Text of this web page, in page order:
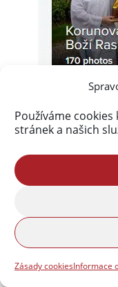
Používáme
stránek a našich
Zásady cookiesInformace